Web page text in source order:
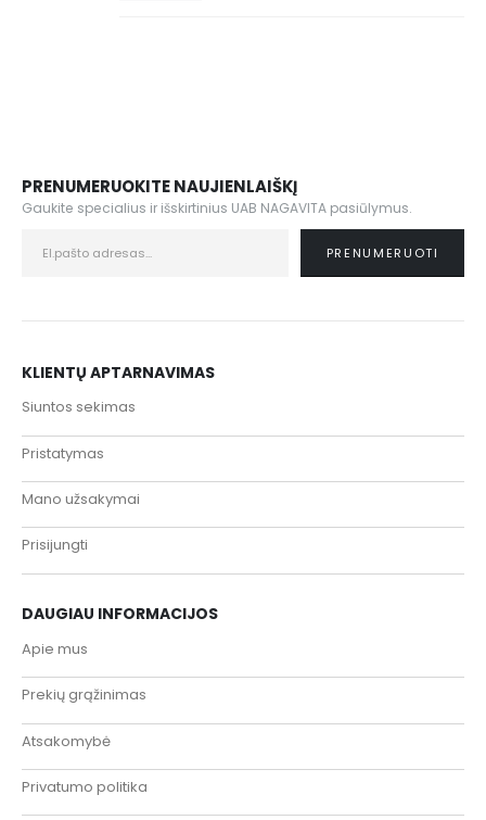
PRENUMERUOKITE NAUJIENLAIŠKĮ
Gaukite specialius ir išskirtinius UAB NAGAVITA pasiūlymus.
KLIENTŲ APTARNAVIMAS
Siuntos sekimas
Pristatymas
Mano užsakymai
Prisijungti
DAUGIAU INFORMACIJOS
Apie mus
Prekių grąžinimas
Atsakomybė
Privatumo politika